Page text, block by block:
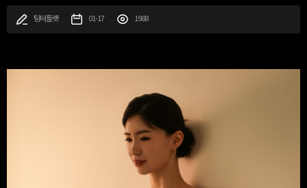
팀터틀랫 01-17 1988